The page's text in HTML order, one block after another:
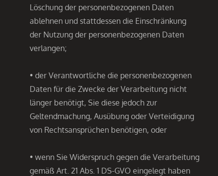
Löschung der personenbezogenen Daten
ablehnen und stattdessen die Einschränkung
der Nutzung der personenbezogenen Daten
verlangen;
• der Verantwortliche die personenbezogenen
Daten für die Zwecke der Verarbeitung nicht
länger benötigt, Sie diese jedoch zur
Geltendmachung, Ausübung oder Verteidigung
von Rechtsansprüchen benötigen, oder
• wenn Sie Widerspruch gegen die Verarbeitung
gemäß Art. 21 Abs. 1 DS-GVO eingelegt haben